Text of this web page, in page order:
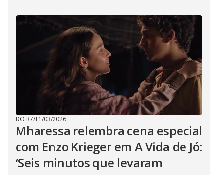
DO R7/11/03/2026
Mharessa relembra cena especial
com Enzo Krieger em A Vida de Jó:
‘Seis minutos que levaram